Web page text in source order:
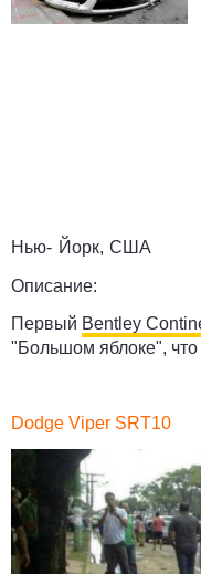
Нью- Йорк, США
Описание:
Первый Bentley
"Большом яблоке", что
Dodge Viper SRT10